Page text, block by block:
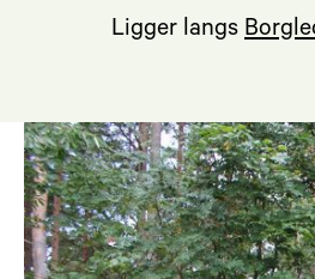
Ligger langs